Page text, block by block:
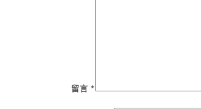
留言 *